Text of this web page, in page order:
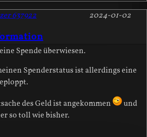
2024-01-02
637922
Spende überwiesen.
Spenderstatus ist allerdings eine
des Geld ist angekommen
und
so toll wie bisher.